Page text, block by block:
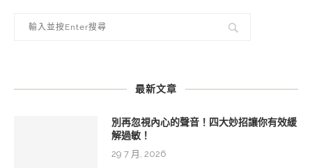
最新文章
別再忽視內心的聲音！四大妙招讓你有效緩
解過敏！
29 7 月, 2026